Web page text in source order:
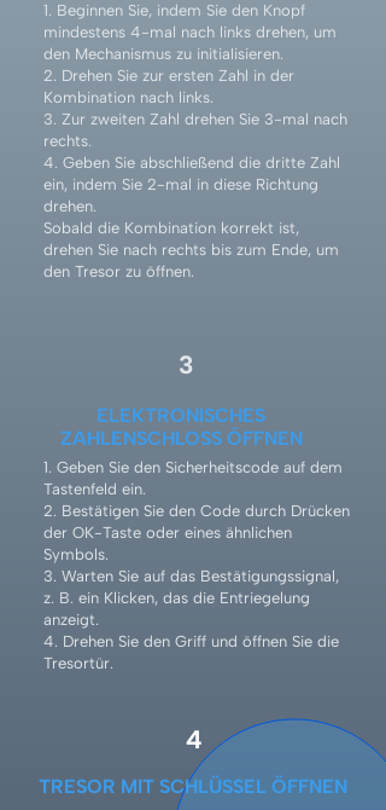
1. Beginnen Sie, indem Sie den Knopf
mindestens 4-mal nach links drehen, um
den Mechanismus zu initialisieren.
2. Drehen Sie zur ersten Zahl in der
Kombination nach links.
3. Zur zweiten Zahl drehen Sie 3-mal nach
rechts.
4. Geben Sie abschließend die dritte Zahl
ein, indem Sie 2-mal in diese Richtung
drehen.
Sobald die Kombination korrekt ist,
drehen Sie nach rechts bis zum Ende, um
den Tresor zu öffnen.
3
ELEKTRONISCHES
ZAHLENSCHLOSS ÖFFNEN
1. Geben Sie den Sicherheitscode auf dem
Tastenfeld ein.
2. Bestätigen Sie den Code durch Drücken
der OK-Taste oder eines ähnlichen
Symbols.
3. Warten Sie auf das Bestätigungssignal,
z. B. ein Klicken, das die Entriegelung
anzeigt.
4. Drehen Sie den Griff und öffnen Sie die
Tresortür.
4
TRESOR MIT SCHLÜSSEL ÖFFNEN